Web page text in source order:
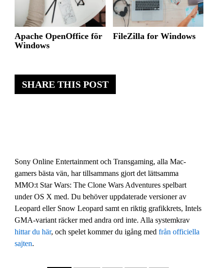
SHARE THIS POST
Sony Online Entertainment och Transgaming, alla Mac-
gamers bästa vän, har tillsammans gjort det lättsamma
MMO:t Star Wars: The Clone Wars Adventures spelbart
under OS X med. Du behöver uppdaterade versioner av
Leopard eller Snow Leopard samt en riktig grafikkrets, Intels
GMA-variant räcker med andra ord inte. Alla systemkrav
hittar du här, och spelet kommer du igång med från officiella
sajten.
Apache OpenOffice för
Windows
FileZilla for Windows